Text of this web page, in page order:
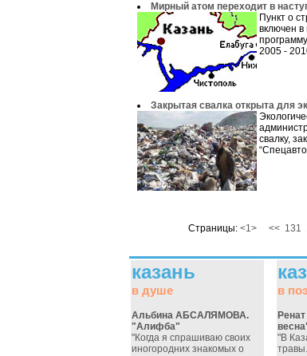
Мирный атом переходит в
Пункт о
включен в
2005 -
Закрытая свалка открыта для
свалку,
Страницы: <1> << 131
казань
в душе
Альбина АБСАЛЯМОВА.
"Алифба"
"Когда я спрашиваю своих
иногородних знакомых о
в
"В